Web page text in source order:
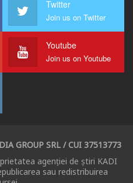
Twitter
Join us on Twitter
Youtube
Join us on Youtube
GROUP SRL / CUI 37513773
agenției de știri KADI
sau redistribuirea